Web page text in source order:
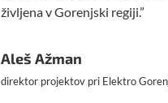
Sodelovanje med Elektrom
usklajenost v alpskem